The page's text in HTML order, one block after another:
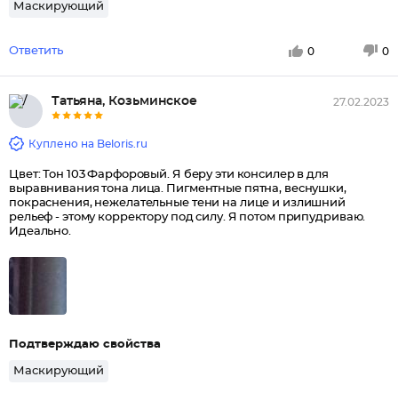
Маскирующий
Ответить 0 0
Татьяна, Козьминское 27.02.2023
Куплено на Beloris.ru
Цвет: Тон 103 Фарфоровый. Я беру эти консилер в для
выравнивания тона лица. Пигментные пятна, веснушки,
покраснения, нежелательные тени на лице и излишний
рельеф - этому корректору под силу. Я потом припудриваю.
Идеально.
Подтверждаю свойства
Маскирующий